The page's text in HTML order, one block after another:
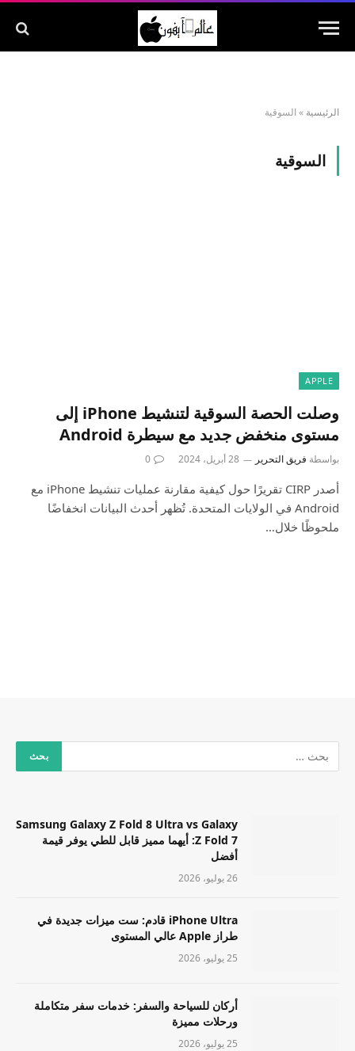
الرئيسية » السوقية
السوقية
APPLE
وصلت الحصة السوقية لتنشيط iPhone إلى
مستوى منخفض جديد مع سيطرة Android
بواسطة فريق التحرير 28 أبريل، 2024 0
أصدر CIRP تقريرًا حول كيفية مقارنة عمليات تنشيط iPhone مع
Android في الولايات المتحدة. تُظهر أحدث البيانات انخفاضًا
ملحوظًا خلال…
Samsung Galaxy Z Fold 8 Ultra vs Galaxy
Z Fold 7: أيهما مميز قابل للطي يوفر قيمة
أفضل
26 يوليو، 2026
iPhone Ultra قادم: ست ميزات جديدة في
طراز Apple عالي المستوى
25 يوليو، 2026
أركان للسياحة والسفر: خدمات سفر متكاملة
ورحلات مميزة
25 يوليو، 2026